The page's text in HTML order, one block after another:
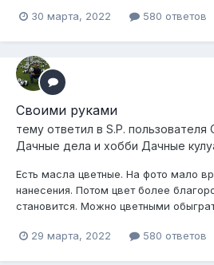
30 марта, 2022 580 ответов
Своими руками
тему ответил в S.P. пользователя
Дачные дела и хобби Дачные
Есть масла цветные. На фото мало
нанесения. Потом цвет более
становится. Можно цветными
29 марта, 2022 580 ответов